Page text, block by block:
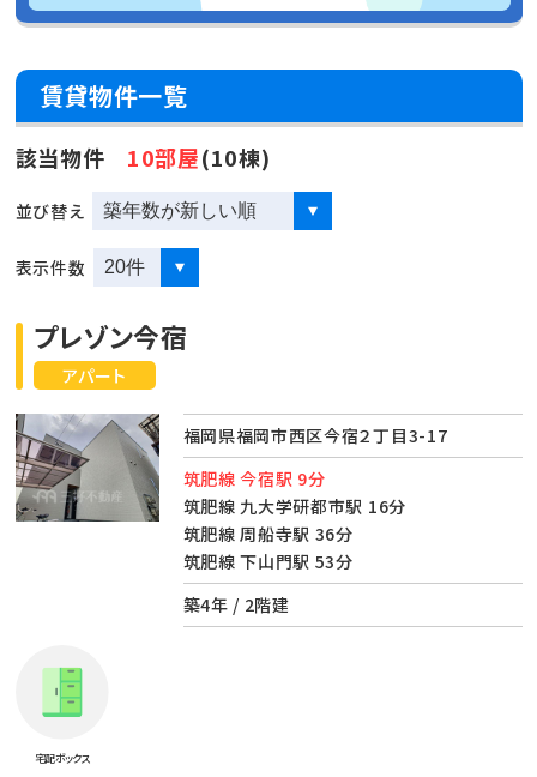
賃貸物件一覧
該当物件 10部屋(10棟)
並び替え
表示件数
アパート
プレゾン今宿
福岡県福岡市西区今宿２丁目3-17
筑肥線 今宿駅 9分
筑肥線 九大学研都市駅 16分
筑肥線 周船寺駅 36分
筑肥線 下山門駅 53分
築4年 / 2階建
宅配ボックス